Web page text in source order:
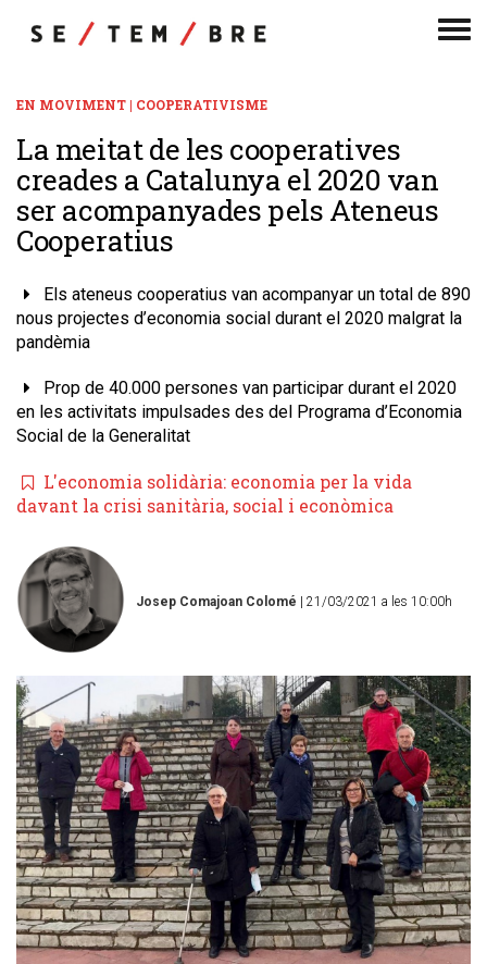
EN MOVIMENT | COOPERATIVISME
La meitat de les cooperatives
creades a Catalunya el 2020 van
ser acompanyades pels Ateneus
Cooperatius
Els ateneus cooperatius van acompanyar un total de 890
nous projectes d’economia social durant el 2020 malgrat la
pandèmia
Prop de 40.000 persones van participar durant el 2020
en les activitats impulsades des del Programa d’Economia
Social de la Generalitat
L'economia solidària: economia per la vida
davant la crisi sanitària, social i econòmica
Josep Comajoan Colomé | 21/03/2021 a les 10:00h